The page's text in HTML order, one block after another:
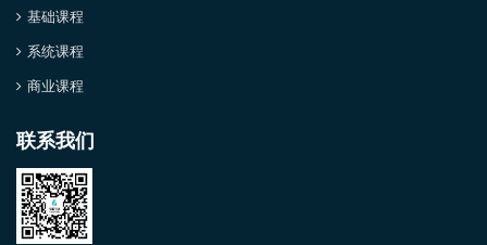
基础课程
系统课程
商业课程
联系我们